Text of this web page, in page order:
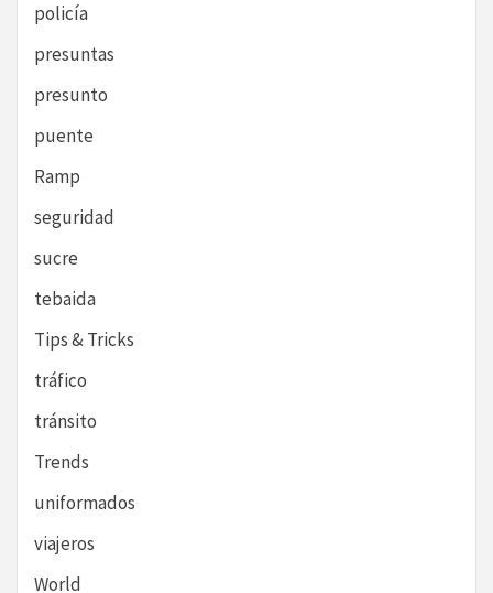
policía
presuntas
presunto
puente
Ramp
seguridad
sucre
tebaida
Tips & Tricks
tráfico
tránsito
Trends
uniformados
viajeros
World